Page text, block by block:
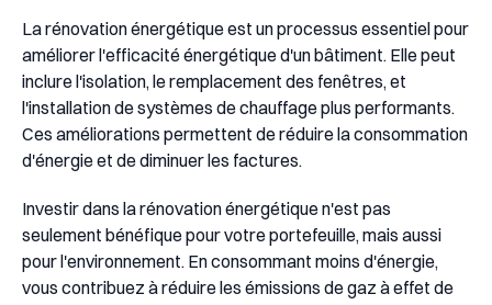
La rénovation énergétique est un processus essentiel pour
améliorer l'efficacité énergétique d'un bâtiment. Elle peut
inclure l'isolation, le remplacement des fenêtres, et
l'installation de systèmes de chauffage plus performants.
Ces améliorations permettent de réduire la consommation
d'énergie et de diminuer les factures.
Investir dans la rénovation énergétique n'est pas
seulement bénéfique pour votre portefeuille, mais aussi
pour l'environnement. En consommant moins d'énergie,
vous contribuez à réduire les émissions de gaz à effet de